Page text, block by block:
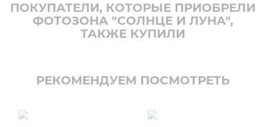
ПОКУПАТЕЛИ, КОТОРЫЕ ПРИОБРЕЛИ
ФОТОЗОНА "СОЛНЦЕ И ЛУНА",
ТАКЖЕ КУПИЛИ
РЕКОМЕНДУЕМ ПОСМОТРЕТЬ